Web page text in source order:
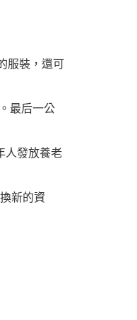
服裝，還可
最后一公
人發放養老
新的資